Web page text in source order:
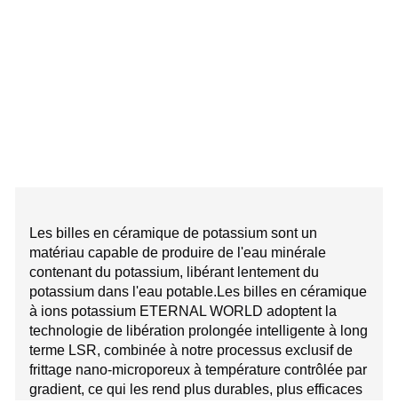
Les billes en céramique de potassium sont un
matériau capable de produire de l'eau minérale
contenant du potassium, libérant lentement du
potassium dans l'eau potable.Les billes en céramique
à ions potassium ETERNAL WORLD adoptent la
technologie de libération prolongée intelligente à long
terme LSR, combinée à notre processus exclusif de
frittage nano-microporeux à température contrôlée par
gradient, ce qui les rend plus durables, plus efficaces